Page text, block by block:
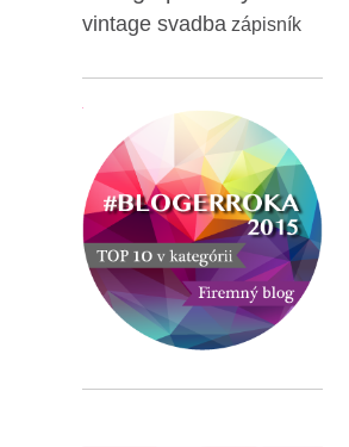
vintage svadba zápisník